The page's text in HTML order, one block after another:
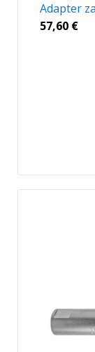
Adapter
57,60 €